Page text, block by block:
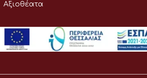
Αξιοθέατα